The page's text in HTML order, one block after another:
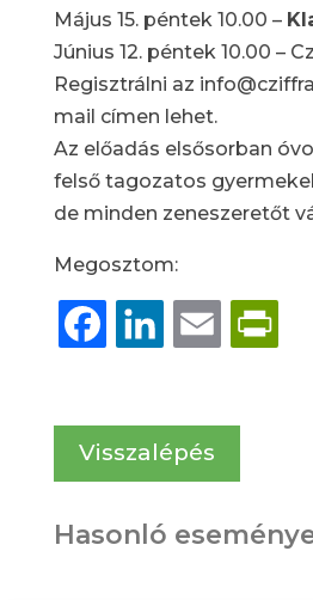
Május 15. péntek 10.00 –
Június 12. péntek 10.00 –
Regisztrálni az
mail címen lehet.
Az előadás elsősorban
felső tagozatos
de minden zeneszeretőt
Megosztom:
FacebookLinkedInEmail
Visszalépés
Hasonló